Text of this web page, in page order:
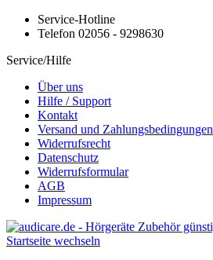
Service-Hotline
Telefon 02056 - 9298630
Service/Hilfe
Über uns
Hilfe / Support
Kontakt
Versand und Zahlungsbedingungen
Widerrufsrecht
Datenschutz
Widerrufsformular
AGB
Impressum